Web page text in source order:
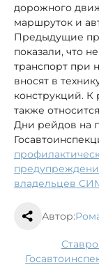
дорожного
маршруток и
Предыдущие
показали, что
транспорт при
вносят в
конструкций.
также
Дни рейдов на
владельцев
Автор: